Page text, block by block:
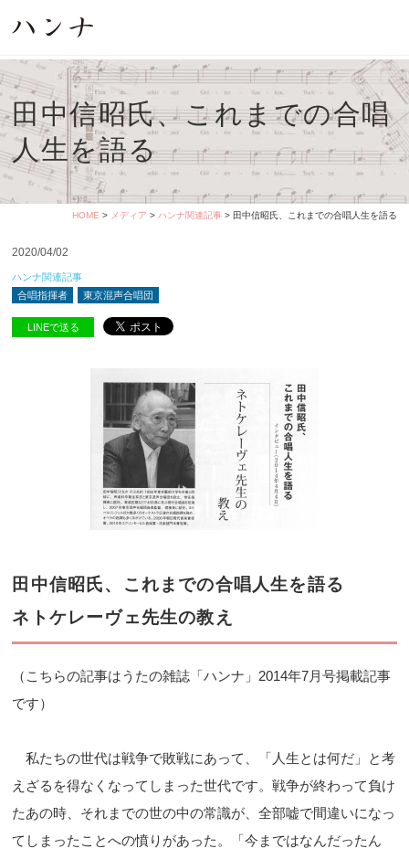
田中信昭氏、これまでの合唱
人生を語る
HOME > メディア > ハンナ関連記事> 田中信昭氏、これまでの合唱人生を語る
2020/04/02
ハンナ関連記事
合唱指揮者
東京混声合唱団
LINEで送る
田中信昭氏、これまでの合唱人生を語る
ネトケレーヴェ先生の教え
（こちらの記事はうたの雑誌「ハンナ」2014年7月号掲載記事
です）
私たちの世代は戦争で敗戦にあって、「人生とは何だ」と考
えざるを得なくなってしまった世代です。戦争が終わって負け
たあの時、それまでの世の中の常識が、全部嘘で間違いになっ
てしまったことへの憤りがあった。「今まではなんだったん